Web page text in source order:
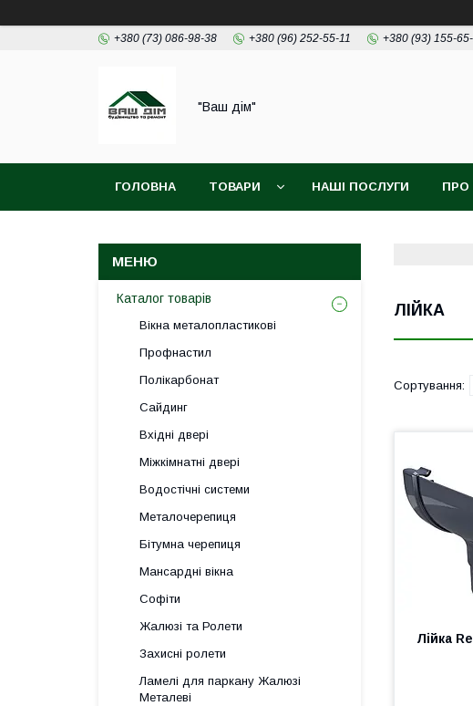
+380 (73) 086-98-38 +380 (96) 252-55-11 +380 (93) 155-
"Ваш дім"
ГОЛОВНА ТОВАРИ НАШІ ПОСЛУГИ ПРО
ЛІЙКА
Лійка
Каталог товарів
Вікна металопластикові
Профнастил
Полікарбонат
Сайдинг
Вхідні двері
Міжкімнатні двері
Водостічні системи
Металочерепиця
Бітумна черепиця
Мансардні вікна
Софіти
Жалюзі та Ролети
Захисні ролети
Ламелі для паркану Жалюзі
Металеві